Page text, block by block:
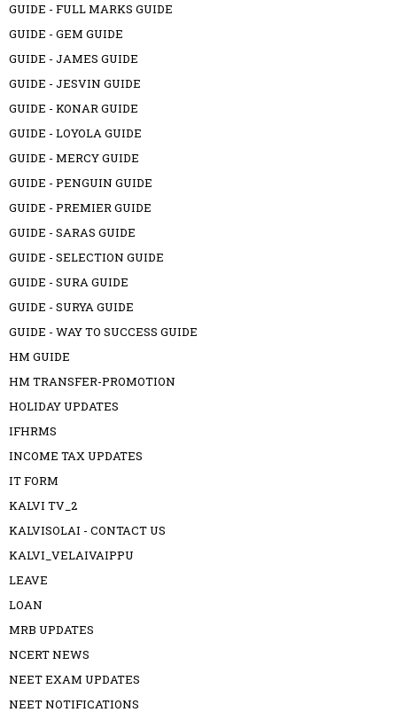
GUIDE - FULL MARKS GUIDE
GUIDE - GEM GUIDE
GUIDE - JAMES GUIDE
GUIDE - JESVIN GUIDE
GUIDE - KONAR GUIDE
GUIDE - LOYOLA GUIDE
GUIDE - MERCY GUIDE
GUIDE - PENGUIN GUIDE
GUIDE - PREMIER GUIDE
GUIDE - SARAS GUIDE
GUIDE - SELECTION GUIDE
GUIDE - SURA GUIDE
GUIDE - SURYA GUIDE
GUIDE - WAY TO SUCCESS GUIDE
HM GUIDE
HM TRANSFER-PROMOTION
HOLIDAY UPDATES
IFHRMS
INCOME TAX UPDATES
IT FORM
KALVI TV_2
KALVISOLAI - CONTACT US
KALVI_VELAIVAIPPU
LEAVE
LOAN
MRB UPDATES
NCERT NEWS
NEET EXAM UPDATES
NEET NOTIFICATIONS